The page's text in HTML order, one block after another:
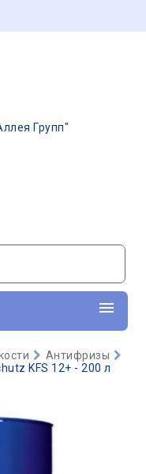
Групп"
Антифризы
KFS 12+ - 200 л